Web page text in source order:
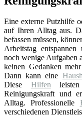
Eine externe Putzhilfe
auf Ihren Alltag aus.
befassen müssen,
Arbeitstag
noch wenige Aufgaben
keinen Gedanken
Dann kann eine
Diese Hilfenleisten
Reinigungskraft und
Alltag. Professionelle
verschiedenen